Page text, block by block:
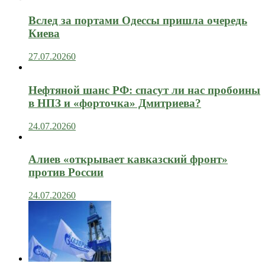
Вслед за портами Одессы пришла очередь
Киева
27.07.20260
Нефтяной шанс РФ: спасут ли нас пробоины
в НПЗ и «форточка» Дмитриева?
24.07.20260
Алиев «открывает кавказский фронт»
против России
24.07.20260